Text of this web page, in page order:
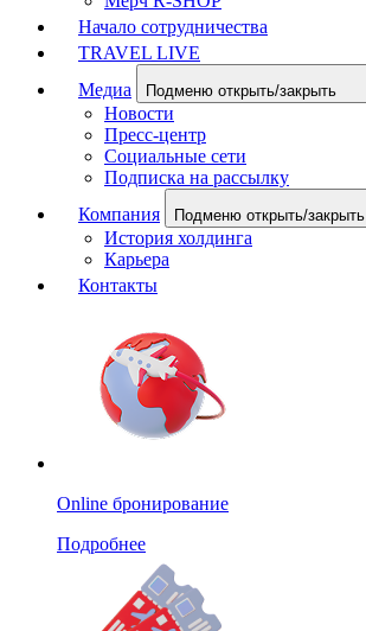
Начало сотрудничества
TRAVEL LIVE
Медиа
Подменю открыть/закрыть
Новости
Пресс-центр
Социальные сети
Подписка на рассылку
Компания
Подменю открыть/закрыть
История холдинга
Карьера
Контакты
Online бронирование
Подробнее